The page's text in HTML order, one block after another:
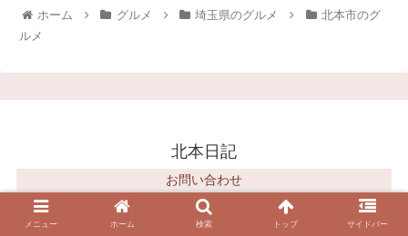
ホーム グルメ 埼玉県のグルメ
北本市のグ
ルメ
北本日記
お問い合わせ
© 2012 北本日記.
メニュー ホーム 検索 トップ サイドバー